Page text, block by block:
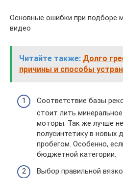
Основные ошибки при подборе
видео
Читайте также: Долго
причины и способы
Соответствие базы
стоит лить
моторы. Так же лучше
полусинтетику в новых
пробегом. Особенно,
бюджетной категории.
Выбор правильной